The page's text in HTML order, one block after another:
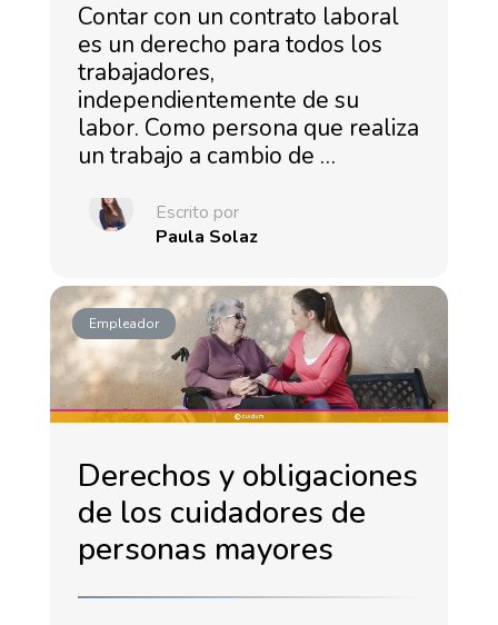
Contar con un contrato laboral
es un derecho para todos los
trabajadores,
independientemente de su
labor. Como persona que realiza
un trabajo a cambio de …
Escrito por
Paula Solaz
Empleador
Derechos y obligaciones
de los cuidadores de
personas mayores